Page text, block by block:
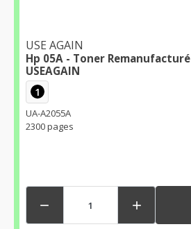
USE AGAIN
Hp 05A - Toner Remanufacturé CE505A Black -
USEAGAIN
1
UA-A2055A
2300 pages
 